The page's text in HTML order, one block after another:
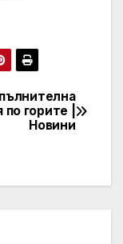
по горите |
Новини